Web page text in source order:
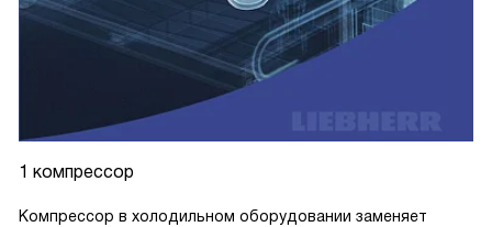
1 компрессор
Компрессор в холодильном оборудовании заменяет